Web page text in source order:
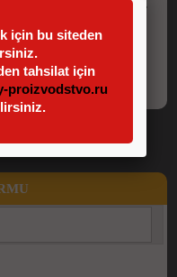
Fiyatlarımıza KDV Dahildir
Git
için bu siteden
tahsilat için
proizvodstvo.ru